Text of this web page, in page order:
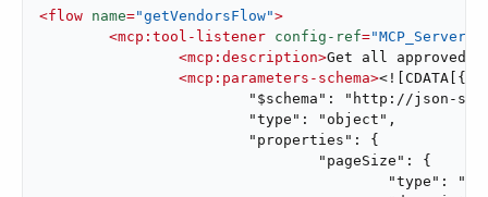
<flow name="getVendorsFlow">
<mcp:tool-listener config-ref="MCP_Server"
<mcp:description>Get all approved
<mcp:parameters-schema><![CDATA[{